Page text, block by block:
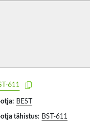
611
BEST
tähistus: BST-611